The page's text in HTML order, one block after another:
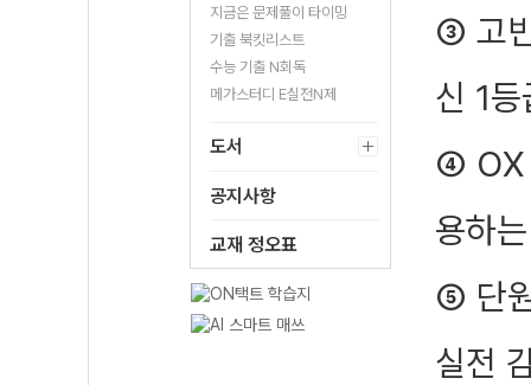
지금은 문제풀이 타이밍
기출 북킷리스트
수능 기출 N회독
메가스터디 E실전N제
도서
공지사항
교재 정오표
③ 고
신 1
④ OX
용하
⑤ 단
실전